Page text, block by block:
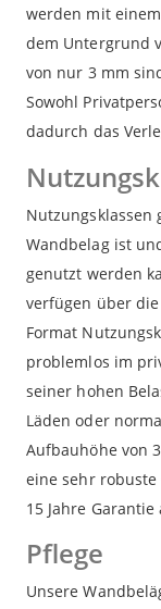
werden mit
dem Untergrund
von nur 3 mm
Sowohl
dadurch das
Nutzungsklassen
Wandbelag ist
genutzt werden
verfügen über die
Format
problemlos im
seiner hohen
Läden oder
Aufbauhöhe von
eine sehr robuste
15 Jahre
Pflege
Unsere